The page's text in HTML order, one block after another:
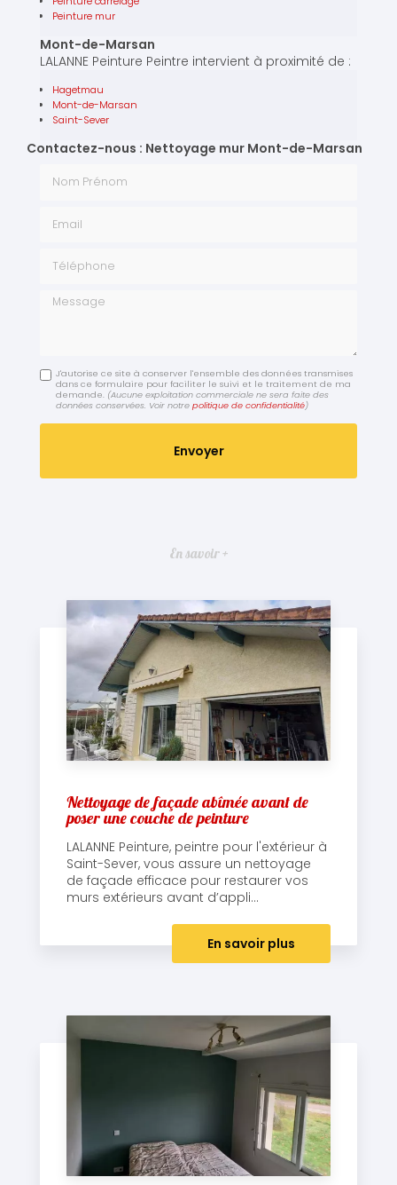
Peinture mur
Mont-de-Marsan
LALANNE Peinture Peintre intervient à proximité de :
Hagetmau
Mont-de-Marsan
Saint-Sever
Contactez-nous : Nettoyage mur Mont-de-Marsan
Message
J'autorise ce site à conserver l'ensemble des données transmises
dans ce formulaire pour faciliter le suivi et le traitement de ma
demande. (Aucune exploitation commerciale ne sera faite des
données conservées. Voir notrepolitique de confidentialité)
En savoir +
Nettoyage de façade abîmée avant de
poser une couche de peinture
LALANNE Peinture, peintre pour l'extérieur à
Saint-Sever, vous assure un nettoyage
de façade efficace pour restaurer vos
murs extérieurs avant d’appli...
En savoir plus